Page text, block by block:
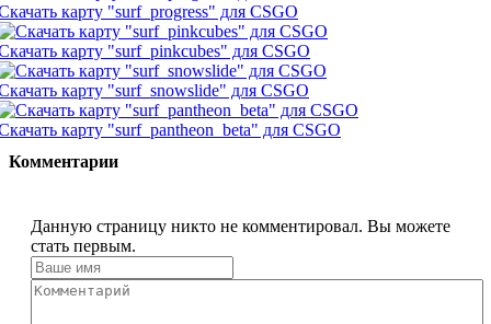
карту "surf_progress" для CSGO
карту "surf_pinkcubes" для CSGO
карту "surf_snowslide" для CSGO
карту "surf_pantheon_beta" для CSGO
Комментарии
Данную страницу никто не комментировал. Вы можете
стать первым.